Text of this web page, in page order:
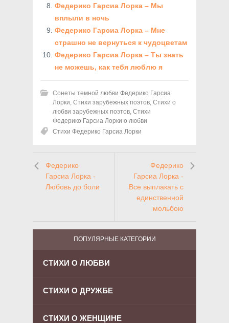
Федерико Гарсиа Лорка – Мы
вплыли в ночь
Федерико Гарсиа Лорка – Мне
страшно не вернуться к чудоцветам
Федерико Гарсиа Лорка – Ты знать
не можешь, как тебя люблю я
Сонеты темной любви Федерико Гарсиа
Лорки, Стихи зарубежных поэтов, Стихи о
любви зарубежных поэтов, Стихи
Федерико Гарсиа Лорки о любви
Стихи Федерико Гарсиа Лорки
Федерико
Гарсиа Лорка -
Любовь до боли
Федерико
Гарсиа Лорка -
Все выплакать с
единственной
мольбою
ПОПУЛЯРНЫЕ КАТЕГОРИИ
СТИХИ О ЛЮБВИ
СТИХИ О ДРУЖБЕ
СТИХИ О ЖЕНЩИНЕ